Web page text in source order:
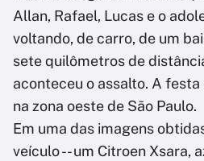
Allan, Rafael, Lucas e o
voltando, de carro, de um
sete quilômetros de
aconteceu o assalto. A
na zona oeste de São Paulo.
Em uma das imagens
veículo -- um Citroen Xsara,